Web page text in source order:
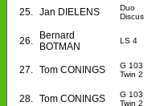
25. Jan DIELENS
Duo
Discus
26.
Bernard
BOTMAN
LS 4
27. Tom CONINGS
G 103
Twin 2
28. Tom CONINGS
G 103
Twin 2